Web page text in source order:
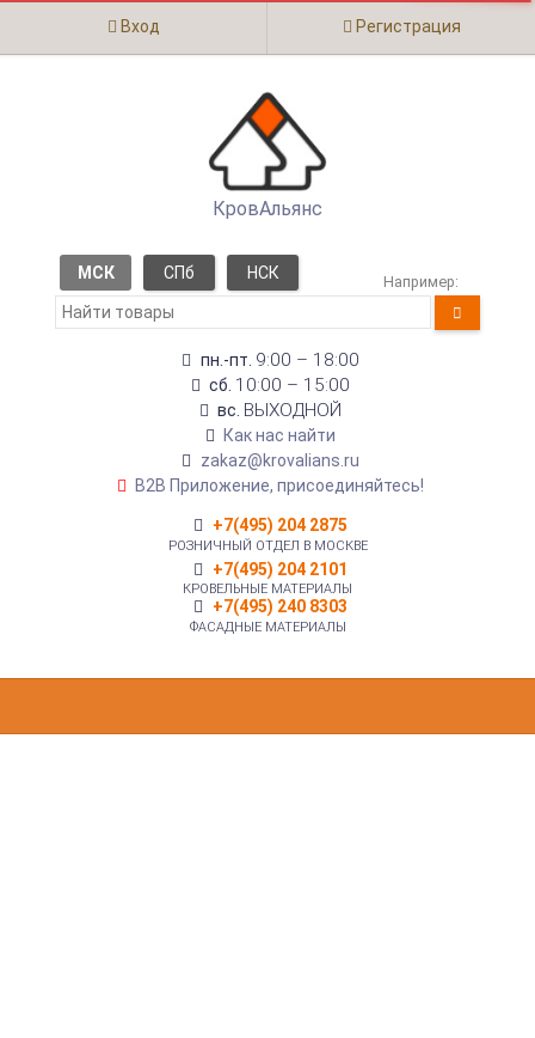
Вход Регистрация
КровАльянс
МСК СПб НСК Например:
пн.-пт. 9:00 – 18:00
сб. 10:00 – 15:00
вс. ВЫХОДНОЙ
Как нас найти
zakaz@krovalians.ru
B2B Приложение, присоединяйтесь!
+7(495) 204 2875
РОЗНИЧНЫЙ ОТДЕЛ В МОСКВЕ
+7(495) 204 2101
КРОВЕЛЬНЫЕ МАТЕРИАЛЫ
+7(495) 240 8303
ФАСАДНЫЕ МАТЕРИАЛЫ